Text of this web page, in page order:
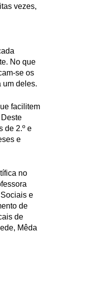
vezes,
No que
se os
um deles.
facilitem
de 2.º e
e
no
e
de
de
Mêda